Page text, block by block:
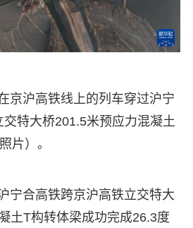
京沪高铁线上的列车穿过沪宁
特大桥201.5米预应力混凝土
片）。
宁合高铁跨京沪高铁立交特大
土T构转体梁成功完成26.3度